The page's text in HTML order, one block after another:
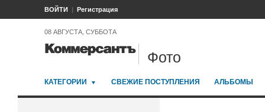
ВОЙТИ Регистрация
08 АВГУСТА, СУББОТА
Фото
КАТЕГОРИИ СВЕЖИЕ ПОСТУПЛЕНИЯ АЛЬБОМЫ